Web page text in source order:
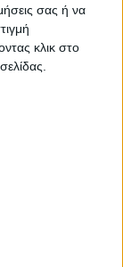
σας ή να
κλικ στο